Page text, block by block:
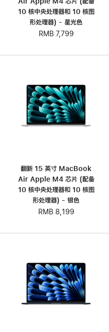
10 核中央处理器和 10 核图
形处理器) - 星光色
RMB 7,799
翻新 15 英寸 MacBook
Air Apple M4 芯片 (配备
10 核中央处理器和 10 核图
形处理器) - 银色
RMB 8,199